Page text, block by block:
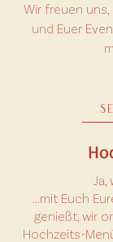
Wir freuen
und Euer
Ja,
...mit Euch
genießt, wir
Hochzeits-